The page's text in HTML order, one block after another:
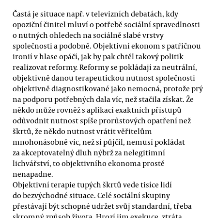
Častá je situace např. v televizních debatách, kdy
opoziční činitel mluví o potřebě sociální spravedlnosti
o nutných ohledech na sociálně slabé vrstvy
společnosti a podobně. Objektivní ekonom s patřičnou
ironií v hlase opáčí, jak by pak chtěl takový politik
realizovat reformy. Reformy se pokládají za neutrální,
objektivně danou terapeutickou nutnost společnosti
objektivně diagnostikované jako nemocná, protože prý
na podporu potřebných dala víc, než stačila získat. Že
někdo může rovněž s aplikací exaktních přístupů
odůvodnit nutnost spíše prorůstových opatření než
škrtů, že někdo nutnost vrátit věřitelům
mnohonásobně víc, než si půjčil, nemusí pokládat
za akceptovatelný dluh nýbrž za nelegitimní
lichvářství, to objektivního ekonoma prostě
nenapadne.
Objektivní terapie tupých škrtů vede tisíce lidí
do bezvýchodné situace. Celé sociální skupiny
přestávají být schopné udržet svůj standardní, třeba